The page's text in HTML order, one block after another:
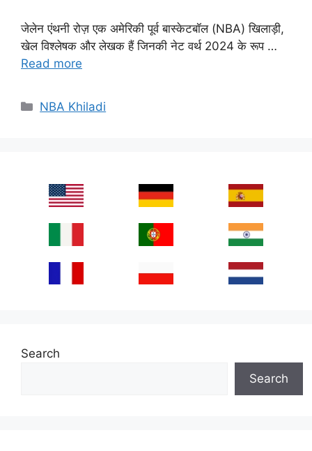
जेलेन एंथनी रोज़ एक अमेरिकी पूर्व बास्केटबॉल (NBA) खिलाड़ी,
खेल विश्लेषक और लेखक हैं जिनकी नेट वर्थ 2024 के रूप …
Read more
Categories
NBA Khiladi
Search
Search